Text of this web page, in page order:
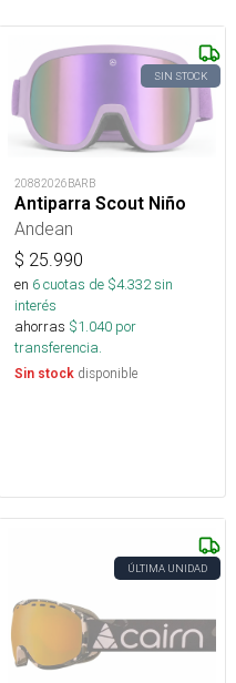
SIN STOCK
20882026BARB
Antiparra Scout Niño
Andean
$ 25.990
en 6cuotas de $4.332sin
interés
ahorras $1.040 por
transferencia.
Sin stock disponible
ÚLTIMA UNIDAD